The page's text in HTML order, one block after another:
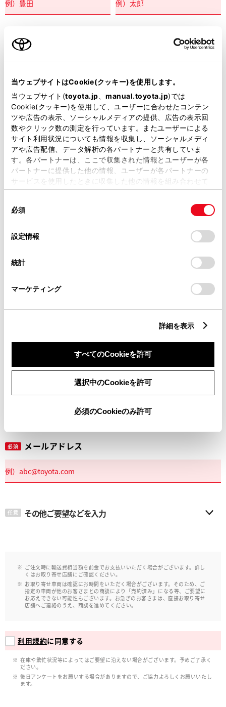
当ウェブサイトはCookie(クッキー)を使用します。
当ウェブサイト(toyota.jp manual.toyota.jp)では
Cookie(クッキー)を使用して、ユーザーに合わせたコンテン
ツや広告の表示、ソーシャルメディアの提供、広告の表示回
数やクリック数の測定を行っています。またユーザーによる
サイト利用状況についても情報を収集し、ソーシャルメディ
アや広告配信、データ解析の各パートナーと共有していま
す。各パートナーは、ここで収集された情報とユーザーが各
パートナーに提供した他の情報、ユーザーが各パートナーの
サービスを使用したときに収集した他の情報を組み合わせて
使用することがあります。当ウェブサイトの使用を続行する
デバイスにすべてのCookie(クッキー)が保存されることに同
意したことになります。Cookie(クッキー)のオプトアウト、
設定の変更、同意を撤回したりするにあたっては、当社の
「Cookie（クッキー）情報の取り扱いについて
」をご覧くだ
必須
設定情報
統計
マーケティング
詳細を表示
すべてのCookieを許可
選択中のCookieを許可
必須のCookieのみ許可
必須 名前（カナ）
必須 郵便番号
住所自動入力
必須 都道府県
必須 市区町村名
丁目番地
必須 メールアドレス
任意 その他ご要望などを入力
ご注文時に輸送費相当額を前金でお支払いいただく場合がございます。詳し
くはお取り寄せ店舗にご確認ください。
お取り寄せ車両は確認にお時間をいただく場合がございます。そのため、ご
指定の車両が他のお客さまとの商談により「売約済み」になる等、ご要望に
お応えできない可能性もございます。お急ぎのお客さまは、直接お取り寄せ
店舗へご連絡のうえ、商談を進めてください。
利用規約に同意する
在庫や繁忙状況等によってはご要望に沿えない場合がございます。予めご了承く
ださい。
後日アンケ―トをお願いする場合がありますので、ご協力よろしくお願いいたし
ます。